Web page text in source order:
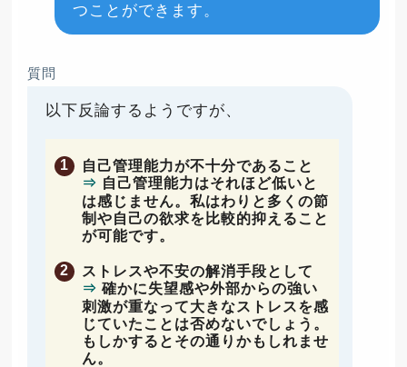
つことができます。
質問
以下反論するようですが、
自己管理能力が不十分であること
⇒ 自己管理能力はそれほど低いと
は感じません。私はわりと多くの節
制や自己の欲求を比較的抑えること
が可能です。
ストレスや不安の解消手段として
⇒ 確かに失望感や外部からの強い
刺激が重なって大きなストレスを感
じていたことは否めないでしょう。
もしかするとその通りかもしれませ
ん。